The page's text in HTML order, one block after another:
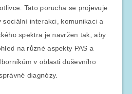
Tato porucha se projevuje
sociální interakci, komunikaci a
spektra je navržen tak, aby
na různé aspekty PAS a
v oblasti duševního
diagnózy.